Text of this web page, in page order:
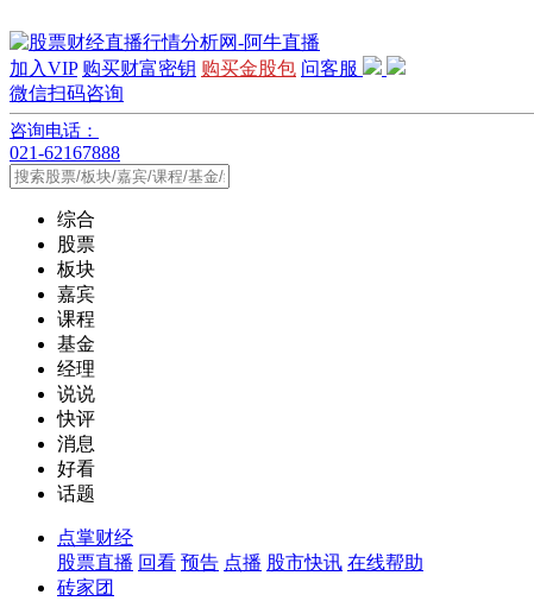
加入VIP 购买财富密钥 购买金股包 问客服
微信扫码咨询
咨询电话：
021-62167888
综合
股票
板块
嘉宾
课程
基金
经理
说说
快评
消息
好看
话题
点掌财经
股票直播 回看 预告 点播 股市快讯 在线帮助
砖家团